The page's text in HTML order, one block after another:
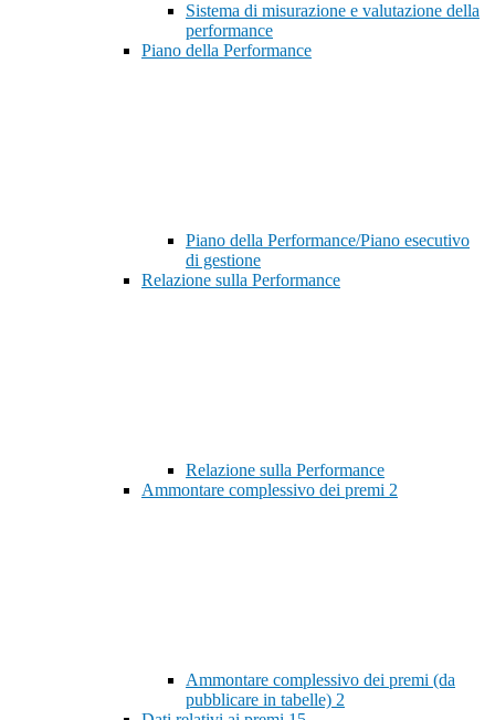
Sistema di misurazione e valutazione della
performance
Piano della Performance
Piano della Performance/Piano esecutivo
di gestione
Relazione sulla Performance
Relazione sulla Performance
Ammontare complessivo dei premi 2
Ammontare complessivo dei premi (da
pubblicare in tabelle) 2